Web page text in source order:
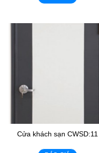
Cửa khách sạn CWSD:11